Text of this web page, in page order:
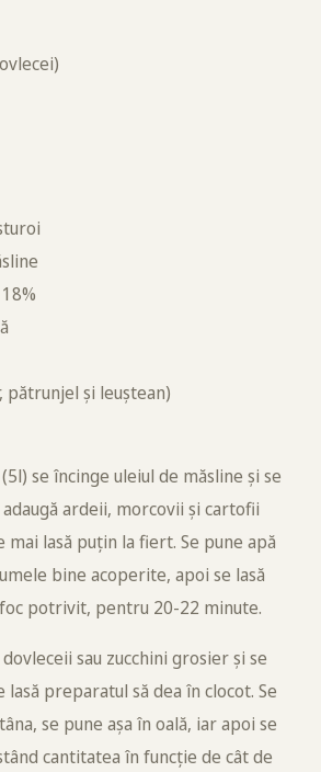
pătrunjel și leuștean)
se încinge uleiul de măsline și se
ardeii, morcovii și cartofii
mai lasă puțin la fiert. Se pune apă
bine acoperite, apoi se lasă
potrivit, pentru 20-22 minute.
sau zucchini grosier și se
lasă preparatul să dea în clocot. Se
se pune așa în oală, iar apoi se
cantitatea în funcție de cât de